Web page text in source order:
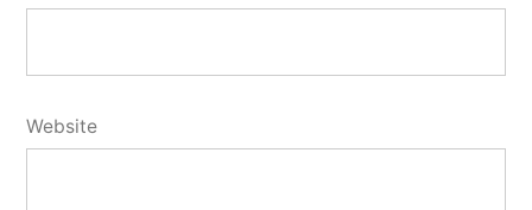
Website